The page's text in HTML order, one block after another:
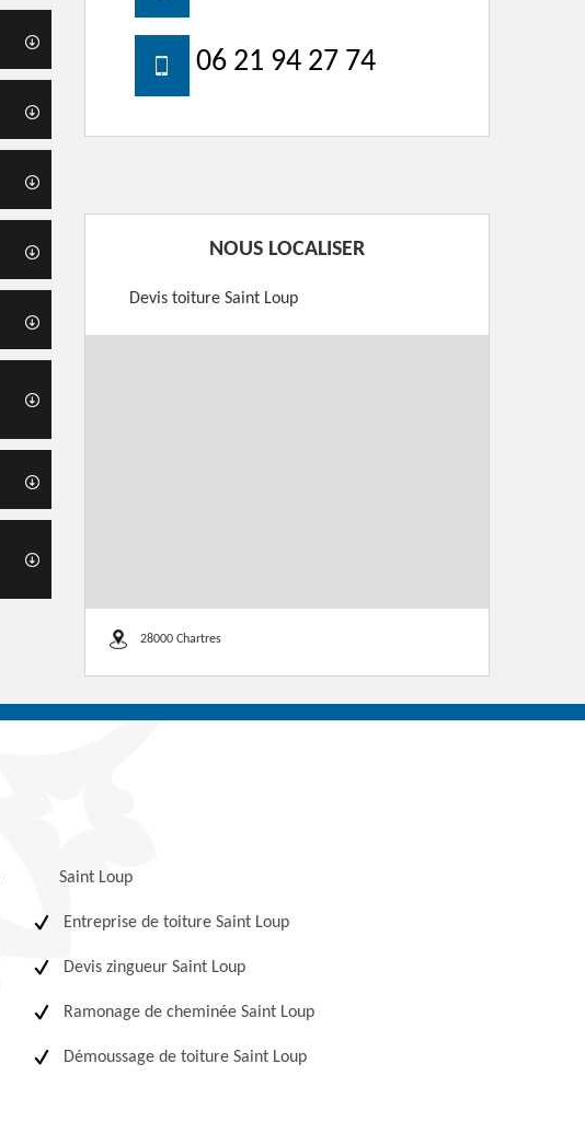
06 21 94 27 74
NOUS LOCALISER
Devis toiture Saint Loup
28000 Chartres
Saint Loup
Entreprise de toiture Saint Loup
Devis zingueur Saint Loup
Ramonage de cheminée Saint Loup
Démoussage de toiture Saint Loup